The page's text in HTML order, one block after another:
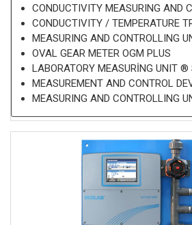
CONDUCTIVITY MEASURING AND
CONDUCTIVITY / TEMPERATURE
MEASURING AND CONTROLLING
OVAL GEAR METER OGM PLUS
LABORATORY MEASURİNG UNIT
MEASUREMENT AND CONTROL
MEASURING AND CONTROLLING